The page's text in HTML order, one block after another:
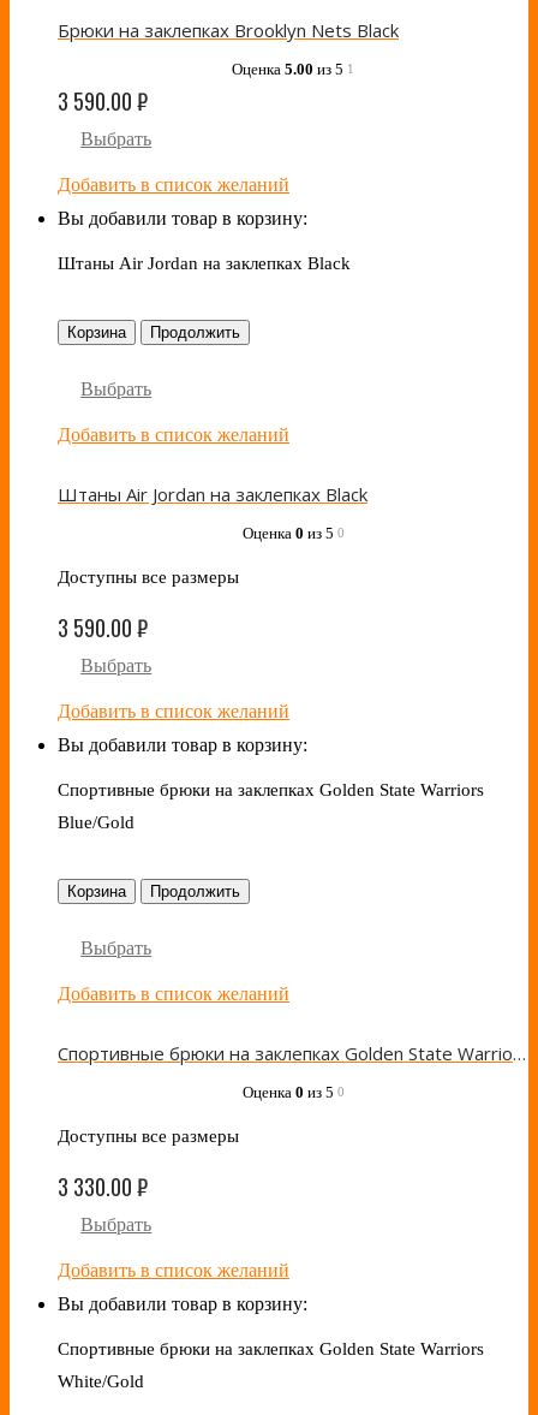
Брюки на заклепках Brooklyn Nets Black
Оценка 5.00 из 5 1
3 590.00₽
Выбрать
Добавить в список желаний
Вы добавили товар в корзину:
Штаны Air Jordan на заклепках Black
Корзина Продолжить
Выбрать
Добавить в список желаний
Штаны Air Jordan на заклепках Black
Оценка 0 из 5 0
Доступны все размеры
3 590.00₽
Выбрать
Добавить в список желаний
Вы добавили товар в корзину:
Спортивные брюки на заклепках Golden State Warriors
Blue/Gold
Корзина Продолжить
Выбрать
Добавить в список желаний
Спортивные брюки на заклепках Golden State Warriors Blue/Gold
Оценка 0 из 5 0
Доступны все размеры
3 330.00₽
Выбрать
Добавить в список желаний
Вы добавили товар в корзину:
Спортивные брюки на заклепках Golden State Warriors
White/Gold